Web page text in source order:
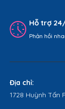
Hỗ trợ
Phản hồi
Địa chỉ:
1728 Huỳnh Tấn